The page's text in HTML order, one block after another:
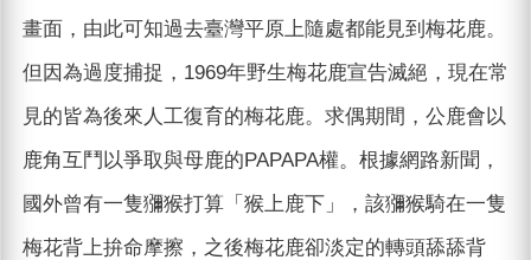
畫面，由此可知過去臺灣平原上隨處都能見到梅花鹿。
但因為過度捕捉，1969年野生梅花鹿宣告滅絕，現在常
見的皆為後來人工復育的梅花鹿。求偶期間，公鹿會以
鹿角互鬥以爭取與母鹿的PAPAPA權。根據網路新聞，
國外曾有一隻獼猴打算「猴上鹿下」，該獼猴騎在一隻
梅花背上拚命摩擦，之後梅花鹿卻淡定的轉頭舔舔背